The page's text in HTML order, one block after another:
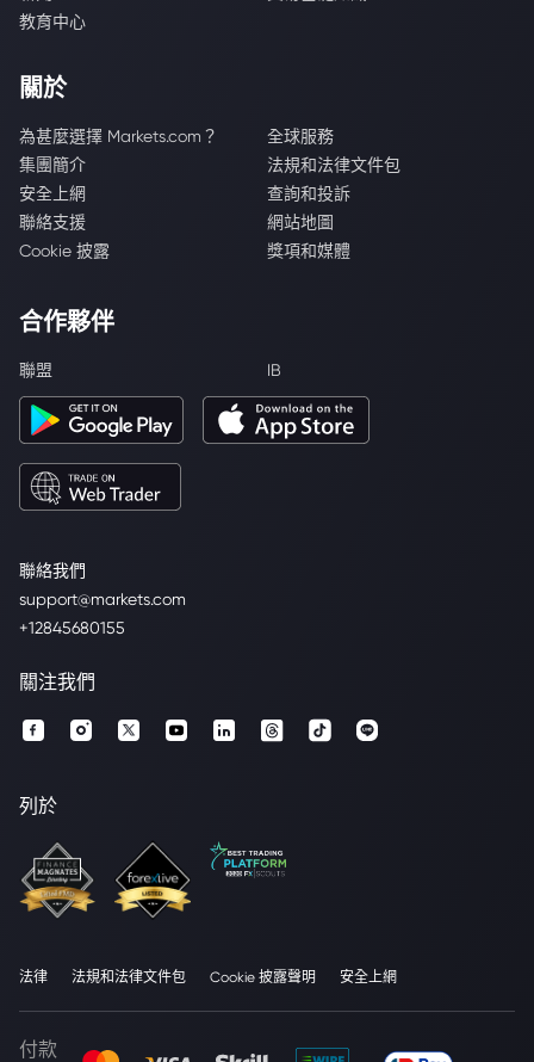
聯絡我們
support@markets.com
+12845680155
教育中心
關於
為甚麼選擇 Markets.com？
全球服務
集團簡介
法規和法律文件包
安全上網
查詢和投訴
聯絡支援
網站地圖
Cookie 披露
獎項和媒體
合作夥伴
聯盟 IB
關注我們
列於
法律 法規和法律文件包 Cookie 披露聲明 安全上網
付款